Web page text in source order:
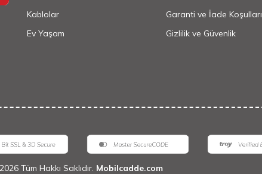
Kablolar
Ev Yaşam
Garanti ve İade Koşulları
Gizlilik ve Güvenlik
2026 Tüm Hakkı Saklıdır. Mobilcadde.com